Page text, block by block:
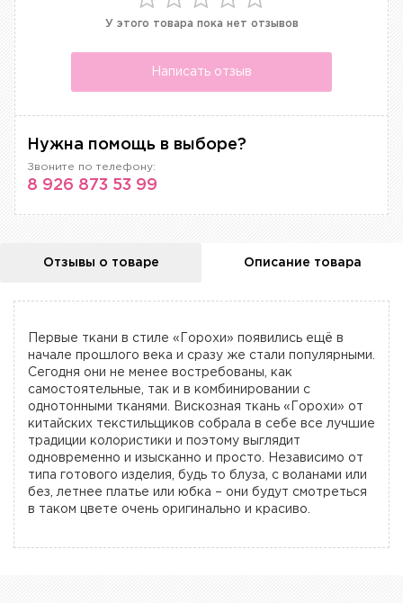
У этого товара пока нет отзывов
Написать отзыв
Нужна помощь в выборе?
Звоните по телефону:
8 926 873 53 99
Отзывы о товаре Описание товара
Первые ткани в стиле «Горохи» появились ещё в
начале прошлого века и сразу же стали популярными.
Сегодня они не менее востребованы, как
самостоятельные, так и в комбинировании с
однотонными тканями. Вискозная ткань «Горохи» от
китайских текстильщиков собрала в себе все лучшие
традиции колористики и поэтому выглядит
одновременно и изысканно и просто. Независимо от
типа готового изделия, будь то блуза, с воланами или
без, летнее платье или юбка – они будут смотреться
в таком цвете очень оригинально и красиво.